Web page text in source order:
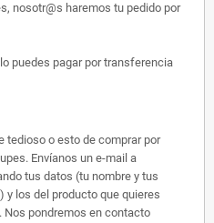
nosotr@s haremos tu pedido por
puedes pagar por transferencia
tedioso o esto de comprar por
Envíanos un e-mail a
tus datos (tu nombre y tus
y los del producto que quieres
Nos pondremos en contacto